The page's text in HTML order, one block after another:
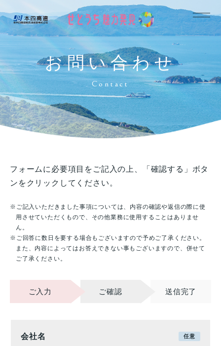
お問い合わせ
Contact
フォームに必要項目をご記入の上、「確認する」ボタ
ンをクリックしてください。
ご記入いただきました事項については、内容の確認や返信の際に使
用させていただくもので、その他業務に使用することはありませ
ん。
ご回答に数日を要する場合もございますので予めご了承ください。
また、内容によってはお答えできない事もございますので、併せて
ご了承ください。
ご入力 ご確認 送信完了
会社名